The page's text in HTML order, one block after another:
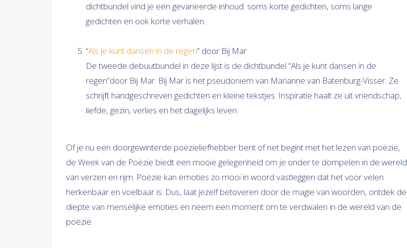
dichtbundel vind je een gevarieerde inhoud: soms korte gedichten, soms lange
gedichten en ook korte verhalen.
“Als je kunt dansen in de regen” door Bij Mar
De tweede debuutbundel in deze lijst is de dichtbundel “Als je kunt dansen in de
regen”door Bij Mar. Bij Mar is het pseudoniem van Marianne van Batenburg-Visser. Ze
schrijft handgeschreven gedichten en kleine tekstjes. Inspiratie haalt ze uit vriendschap,
liefde, gezin, verlies en het dagelijks leven.
Of je nu een doorgewinterde poëzieliefhebber bent of net begint met het lezen van poëzie,
de Week van de Poëzie biedt een mooie gelegenheid om je onder te dompelen in de wereld
van verzen en rijm. Poëzie kan emoties zo mooi in woord vastleggen dat het voor velen
herkenbaar en voelbaar is. Dus, laat jezelf betoveren door de magie van woorden, ontdek de
diepte van menselijke emoties en neem een moment om te verdwalen in de wereld van de
poëzie.